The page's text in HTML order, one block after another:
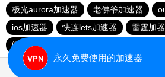
极光aurora加速器
老佛爷加速器
ios加速器
快连lets加速器 雷霆加
闪电猫加速器
永久免费使用的加速器